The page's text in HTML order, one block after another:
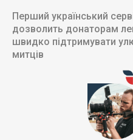
Перший український
дозволить донаторам
швидко підтримувати
митців